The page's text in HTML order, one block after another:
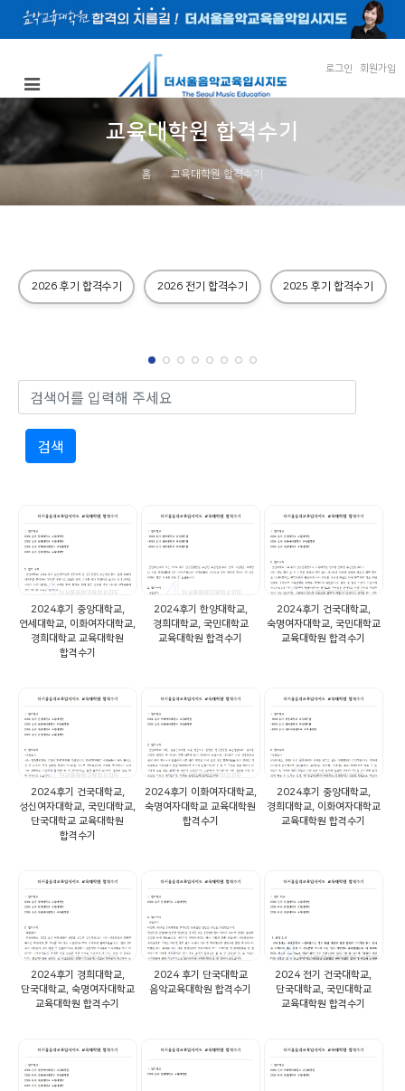
로그인 회원가입
교육대학원 합격수기
홈 교육대학원 합격수기
2026 후기 합격수기 2026 전기 합격수기 2025 후기 합격수기
검색
2024후기 중앙대학교,
연세대학교, 이화여자대학교,
경희대학교 교육대학원
합격수기
2024후기 한양대학교,
경희대학교, 국민대학교
교육대학원 합격수기
2024후기 건국대학교,
숙명여자대학교, 국민대학교
교육대학원 합격수기
2024후기 건국대학교,
성신여자대학교, 국민대학교,
단국대학교 교육대학원
합격수기
2024후기 이화여자대학교,
숙명여자대학교 교육대학원
합격수기
2024후기 중앙대학교,
경희대학교, 이화여자대학교
교육대학원 합격수기
2024후기 경희대학교,
단국대학교, 숙명여자대학교
교육대학원 합격수기
2024 후기 단국대학교
음악교육대학원 합격수기
2024 전기 건국대학교,
단국대학교, 국민대학교
교육대학원 합격수기